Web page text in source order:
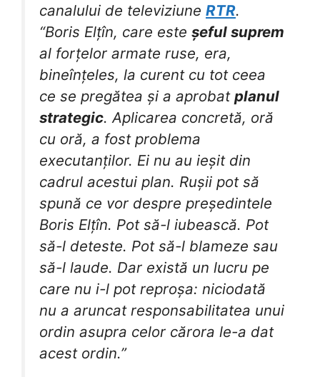
canalului de televiziune RTR.
“Boris Elțîn, care este șeful suprem
al forțelor armate ruse, era,
bineînțeles, la curent cu tot ceea
ce se pregătea și a aprobat planul
strategic. Aplicarea concretă, oră
cu oră, a fost problema
executanților. Ei nu au ieșit din
cadrul acestui plan. Rușii pot să
spună ce vor despre președintele
Boris Elțîn. Pot să-l iubească. Pot
să-l deteste. Pot să-l blameze sau
să-l laude. Dar există un lucru pe
care nu i-l pot reproșa: niciodată
nu a aruncat responsabilitatea unui
ordin asupra celor cărora le-a dat
acest ordin.”